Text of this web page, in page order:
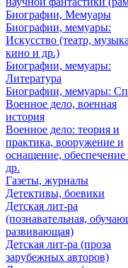
Биографии, Мемуары
Биографии, мемуары:
Искусство (театр,
кино и др.)
Биографии, мемуары:
Литература
Биографии, мемуары:
Военное дело, военная
история
Военное дело: теория и
практика, вооружение и
оснащение, обеспечение
др.
Газеты, журналы
Детективы, боевики
Детская лит-ра
(познавательная,
развивающая)
Детская лит-ра (проза
зарубежных авторов)